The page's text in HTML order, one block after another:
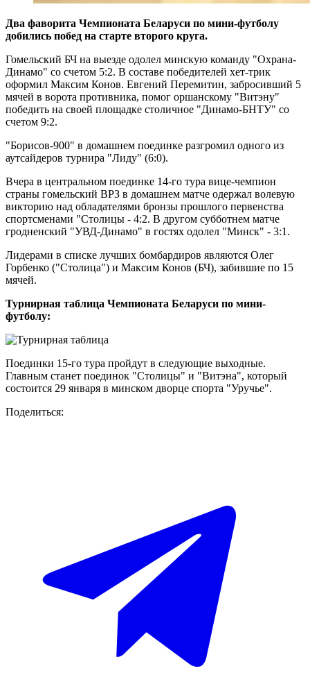
Два фаворита Чемпионата Беларуси по мини-футболу
добились побед на старте второго круга.
Гомельский БЧ на выезде одолел минскую команду "Охрана-
Динамо" со счетом 5:2. В составе победителей хет-трик
оформил Максим Конов. Евгений Перемитин, забросивший 5
мячей в ворота противника, помог оршанскому "Витэну"
победить на своей площадке столичное "Динамо-БНТУ" со
счетом 9:2.
"Борисов-900" в домашнем поединке разгромил одного из
аутсайдеров турнира "Лиду" (6:0).
Вчера в центральном поединке 14-го тура вице-чемпион
страны гомельский ВРЗ в домашнем матче одержал волевую
викторию над обладателями бронзы прошлого первенства
спортсменами "Столицы - 4:2. В другом субботнем матче
гродненский "УВД-Динамо" в гостях одолел "Минск" - 3:1.
Лидерами в списке лучших бомбардиров являются Олег
Горбенко ("Столица") и Максим Конов (БЧ), забившие по 15
мячей.
Турнирная таблица Чемпионата Беларуси по мини-
футболу:
Поединки 15-го тура пройдут в следующие выходные.
Главным станет поединок "Столицы" и "Витэна", который
состоится 29 января в минском дворце спорта "Уручье".
Поделиться: